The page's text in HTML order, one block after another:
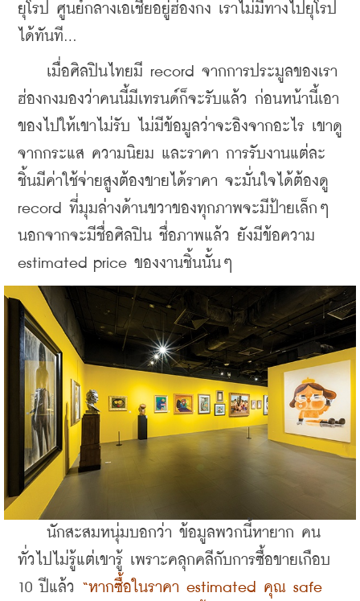
ยุโรป ศูนย์กลางเอเชียอยู่ฮ่องกง เราไม่มีทางไปยุโรป
ได้ทันที...
เมื่อศิลปินไทยมี record จากการประมูลของเรา
ฮ่องกงมองว่าคนนี้มีเทรนด์ก็จะรับแล้ว ก่อนหน้านี้เอา
ของไปให้เขาไม่รับ ไม่มีข้อมูลว่าจะอิงจากอะไร เขาดู
จากกระแส ความนิยม และราคา การรับงานแต่ละ
ชิ้นมีค่าใช้จ่ายสูงต้องขายได้ราคา จะมั่นใจได้ต้องดู
record ที่มุมล่างด้านขวาของทุกภาพจะมีป้ายเล็กๆ
นอกจากจะมีชื่อศิลปิน ชื่อภาพแล้ว ยังมีข้อความ
estimated price ของงานชิ้นนั้นๆ
นักสะสมหนุ่มบอกว่า ข้อมูลพวกนี้หายาก คน
ทั่วไปไม่รู้แต่เขารู้ เพราะคลุกคลีกับการซื้อขายเกือบ
10 ปีแล้ว “หากซื้อในราคา estimated คุณ safe